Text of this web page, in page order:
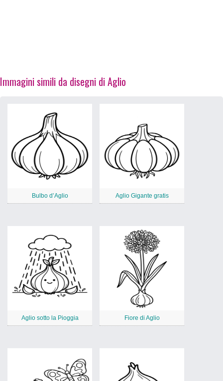
Immagini simili da disegni di Aglio
Bulbo d’Aglio Aglio Gigante gratis
Aglio sotto la Pioggia Fiore di Aglio